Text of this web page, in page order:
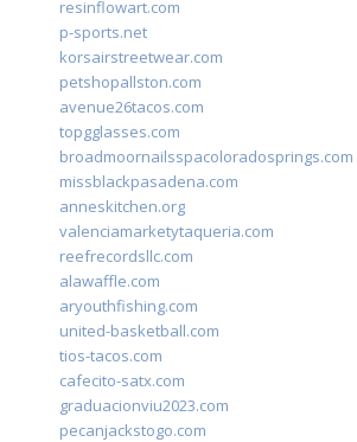
resinflowart.com
p-sports.net
korsairstreetwear.com
petshopallston.com
avenue26tacos.com
topgglasses.com
broadmoornailsspacoloradosprings.com
missblackpasadena.com
anneskitchen.org
valenciamarketytaqueria.com
reefrecordsllc.com
alawaffle.com
aryouthfishing.com
united-basketball.com
tios-tacos.com
cafecito-satx.com
graduacionviu2023.com
pecanjackstogo.com